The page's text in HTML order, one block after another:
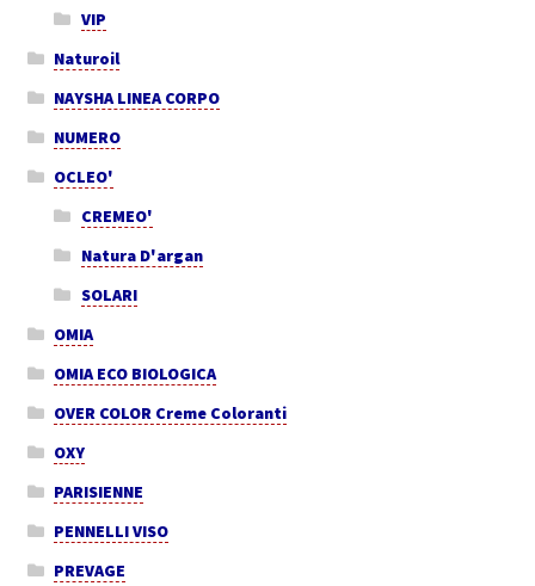
VIP
Naturoil
NAYSHA LINEA CORPO
NUMERO
OCLEO'
CREMEO'
Natura D'argan
SOLARI
OMIA
OMIA ECO BIOLOGICA
OVER COLOR Creme Coloranti
OXY
PARISIENNE
PENNELLI VISO
PREVAGE